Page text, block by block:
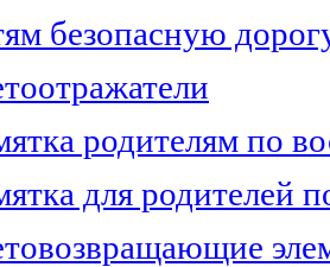
безопасную
родителям по
для родителей